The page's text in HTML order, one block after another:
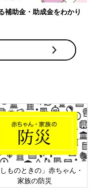
六星占術 細木かおりさんの
相談